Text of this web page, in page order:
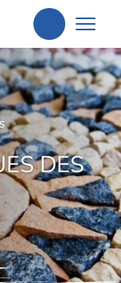
Aller
à
la
recherche
DES